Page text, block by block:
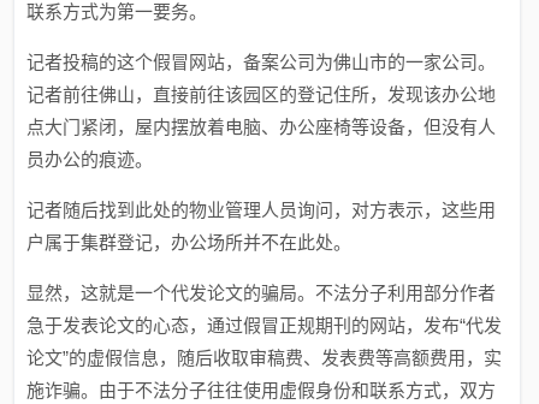
联系方式为第一要务。
记者投稿的这个假冒网站，备案公司为佛山市的一家公司。
记者前往佛山，直接前往该园区的登记住所，发现该办公地
点大门紧闭，屋内摆放着电脑、办公座椅等设备，但没有人
员办公的痕迹。
记者随后找到此处的物业管理人员询问，对方表示，这些用
户属于集群登记，办公场所并不在此处。
显然，这就是一个代发论文的骗局。不法分子利用部分作者
急于发表论文的心态，通过假冒正规期刊的网站，发布“代发
论文”的虚假信息，随后收取审稿费、发表费等高额费用，实
施诈骗。由于不法分子往往使用虚假身份和联系方式，双方